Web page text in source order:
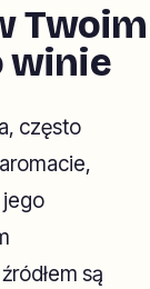
Twoim
winie
często
jego
są